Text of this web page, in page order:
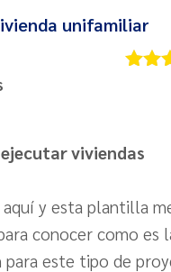
unifamiliar
viviendas
aquí y esta plantilla
conocer como es
este tipo de